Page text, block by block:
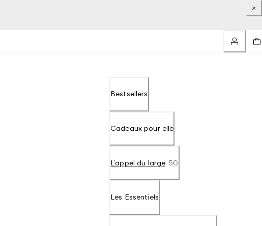
Bestsellers
Cadeaux pour elle
L’appel du large 50
Les Essentiels